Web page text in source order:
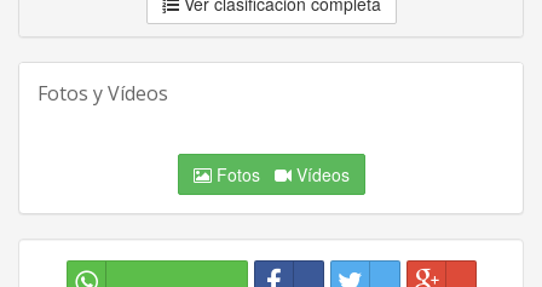
Fotos y Vídeos
Fotos Vídeos